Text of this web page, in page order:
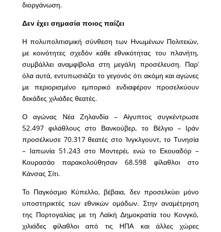
διοργάνωση.
Δεν έχει σημασία ποιος παίζει
Η πολυπολιτισμική σύνθεση των Ηνωμένων Πολιτειών,
με κοινότητες σχεδόν κάθε εθνικότητας του πλανήτη,
συμβάλλει αναμφίβολα στη μεγάλη προσέλευση. Παρ’
όλα αυτά, εντυπωσιάζει το γεγονός ότι ακόμη και αγώνες
με περιορισμένο εμπορικό ενδιαφέρον προσελκύουν
δεκάδες χιλιάδες θεατές.
Ο αγώνας Νέα Ζηλανδία – Αίγυπτος συγκέντρωσε
52.497 φιλάθλους στο Βανκούβερ, το Βέλγιο – Ιράν
προσέλκυσε 70.317 θεατές στο Ίνγκλγουντ, το Τυνησία
– Ιαπωνία 51.243 στο Μοντερέι, ενώ το Εκουαδόρ –
Κουρασάο παρακολούθησαν 68.598 φίλαθλοι στο
Κάνσας Σίτι.
Το Παγκόσμιο Κύπελλο, βέβαια, δεν προσελκύει μόνο
υποστηρικτές των εθνικών ομάδων. Στην αναμέτρηση
της Πορτογαλίας με τη Λαϊκή Δημοκρατία του Κονγκό,
χιλιάδες φίλαθλοι από τις ΗΠΑ και άλλες χώρες